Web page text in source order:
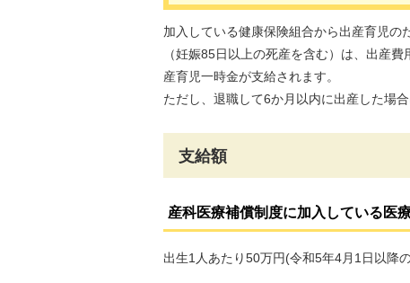
加入している健康保険組合から出産育児の
（妊娠85日以上の死産を含む）は、出産
産育児一時金が支給されます。
ただし、退職して6か月以内に出産した場
支給額
産科医療補償制度に加入している医
出生1人あたり50万円(令和5年4月1日以降の